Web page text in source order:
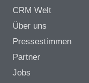
CRM Welt
Über uns
Pressestimmen
Partner
Jobs